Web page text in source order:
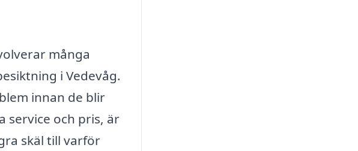
många
i Vedevåg.
innan de blir
service och pris, är
skäl till varför